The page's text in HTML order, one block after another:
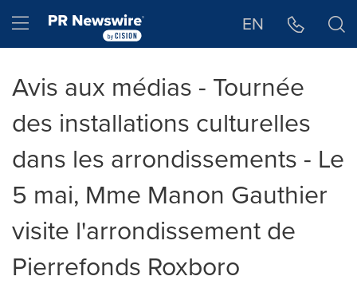
Hamburger menu EN
Avis aux médias - Tournée
des installations culturelles
dans les arrondissements - Le
5 mai, Mme Manon Gauthier
visite l'arrondissement de
Pierrefonds Roxboro